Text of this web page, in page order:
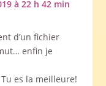
à 22 h 42 min
d’un fichier
enfin je
es la meilleure!